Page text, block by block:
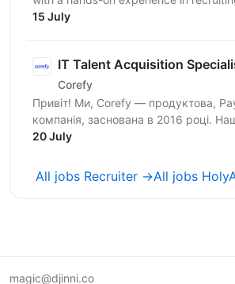
professionals. As a Talent Acquisition
15 July
IT Talent Acquisition
Corefy
Привіт! Ми, Corefy — продуктова,
компанія, заснована в 2016 році.
Ukraine SaaS платформа є
20 July
All jobs Recruiter →All jobs
magic@djinni.co